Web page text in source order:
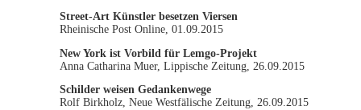
Street-Art Künstler besetzen Viersen
Rheinische Post Online, 01.09.2015
New York ist Vorbild für Lemgo-Projekt
Anna Catharina Muer, Lippische Zeitung, 26.09.2015
Schilder weisen Gedankenwege
Rolf Birkholz, Neue Westfälische Zeitung, 26.09.2015